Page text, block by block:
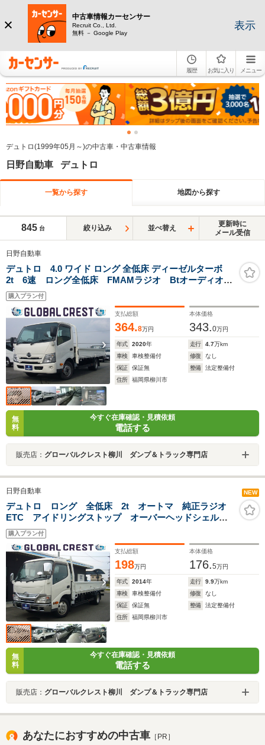
中古車情報カーセンサー
Recruit Co., Ltd.
無料 － Google Play
表示
履歴 お気に入り メニュー
デュトロ(1999年05月～)の中古車・中古車情報
日野自動車 デュトロ
一覧から探す 地図から探す
845 台 絞り込み 並べ替え
更新時に
メール受信
日野自動車
デュトロ 4.0 ワイド ロング 全低床 ディーゼルターボ
2t 6速 ロング全低床 FMAMラジオ Btオーディオ
USBポート カラーインフォメーションモニター ハン
ドルスイッチ ETC LEDヘッドライト 横滑り防止装
置 オーバーヘッドシェルフ 電動ミラー 荷台新塗装
購入プラン付
支払総額
364.8万円
本体価格
343.0万円
年式 2020年 走行 4.7万km
車検
車検整備付 修復
なし
保証
保証無 整備
法定整備付
住所
福岡県柳川市
無
料
今すぐ在庫確認・見積依頼
電話する
販売店： グローバルクレスト柳川 ダンプ＆トラック専門店
日野自動車 NEW
デュトロ ロング 全低床 2t オートマ 純正ラジオ
ETC アイドリングストップ オーバーヘッドシェル
フ 運転席エアバック ABS メッキバンパー メッキ
グリル メッキミラー 荷台新塗装済
購入プラン付
支払総額
198万円
本体価格
176.5万円
年式 2014年 走行 9.9万km
車検
車検整備付 修復
なし
保証
保証無 整備
法定整備付
住所
福岡県柳川市
無
料
今すぐ在庫確認・見積依頼
電話する
販売店： グローバルクレスト柳川 ダンプ＆トラック専門店
あなたにおすすめの中古車 ［PR］